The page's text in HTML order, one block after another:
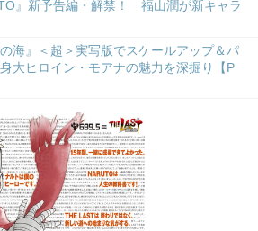
』新予告編・解禁！ 福山潤が新キャラ
の海』＜超＞実写版でスケールアップ＆パ
大ヒロイン・モアナの魅力を深掘り【P